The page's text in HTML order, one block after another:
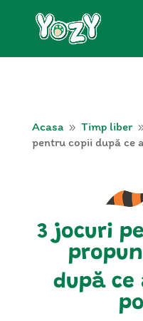
Acasa 9 Timp liber
pentru copii după ce
3 jocuri
după